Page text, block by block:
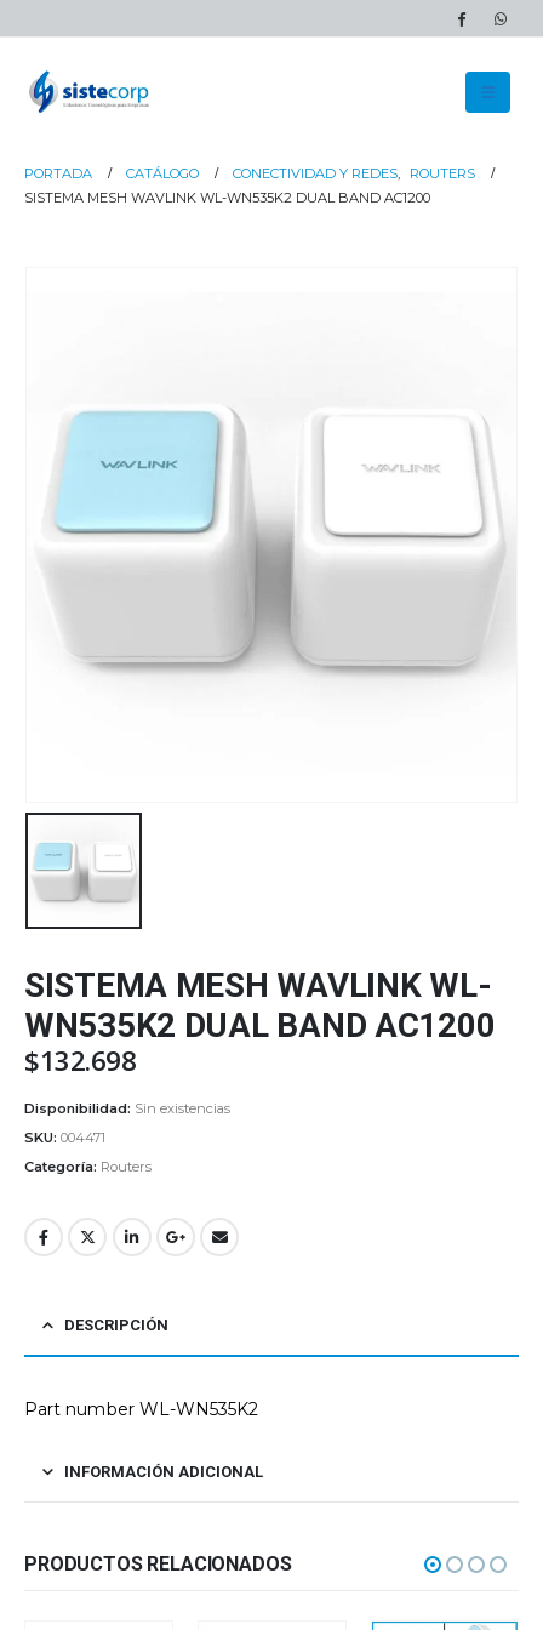
PORTADA CATÁLOGO CONECTIVIDAD Y REDES,
ROUTERS
SISTEMA MESH WAVLINK WL-WN535K2 DUAL BAND AC1200
SISTEMA MESH WAVLINK WL-
WN535K2 DUAL BAND AC1200
$132.698
Disponibilidad: Sin existencias
SKU: 004471
Categoría: Routers
DESCRIPCIÓN
Part number WL-WN535K2
INFORMACIÓN ADICIONAL
PRODUCTOS RELACIONADOS